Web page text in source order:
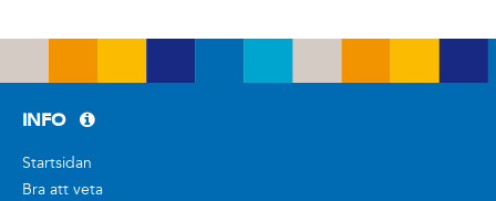
INFO
Startsidan
Bra att veta